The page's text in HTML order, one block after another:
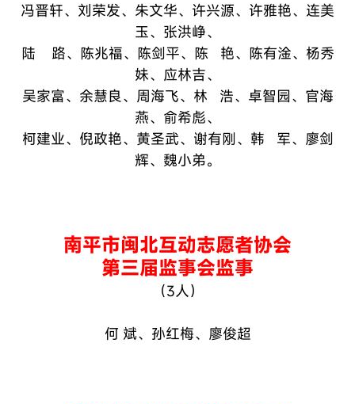
冯晋轩、刘荣发、朱文华、许兴源、许雅艳、连美
玉、张洪峥、
陆 路、陈兆福、陈剑平、陈 艳、陈有淦、杨秀
妹、应林吉、
吴家富、余慧良、周海飞、林 浩、卓智园、官海
燕、俞希彪、
柯建业、倪政艳、黄圣武、谢有刚、韩 军、廖剑
辉、魏小弟。
南平市闽北互动志愿者协会
第三届监事会监事
（3人）
何 斌、孙红梅、廖俊超